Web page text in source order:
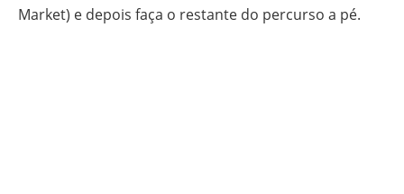
Market) e depois faça o restante do percurso a pé.